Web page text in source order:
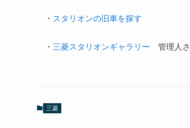
・ スタリオンの旧車を探す
・ 三菱スタリオンギャラリー 管理人さ
三菱